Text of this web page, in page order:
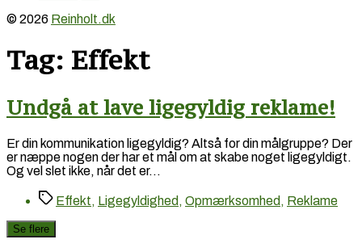
© 2026 Reinholt.dk
Tag: Effekt
Undgå at lave ligegyldig reklame!
Er din kommunikation ligegyldig? Altså for din målgruppe? Der
er næppe nogen der har et mål om at skabe noget ligegyldigt.
Og vel slet ikke, når det er…
TagsEffekt, Ligegyldighed , Opmærksomhed , Reklame
Se flere